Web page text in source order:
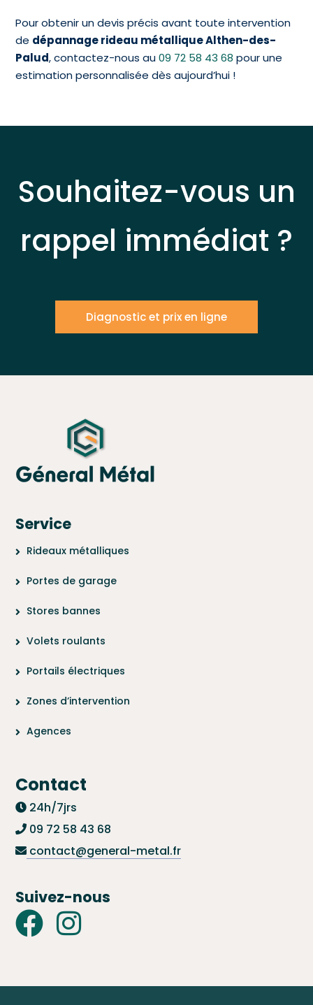
Pour obtenir un devis précis avant toute intervention
de dépannage rideau métallique Althen-des-
Palud, contactez-nous au09 72 58 43 68 pour une
estimation personnalisée dès aujourd’hui !
Souhaitez-vous un
rappel immédiat ?
Diagnostic et prix en ligne
Service
Rideaux métalliques
Portes de garage
Stores bannes
Volets roulants
Portails électriques
Zones d’intervention
Agences
Contact
24h/7jrs
09 72 58 43 68
contact@general-metal.fr
Suivez-nous